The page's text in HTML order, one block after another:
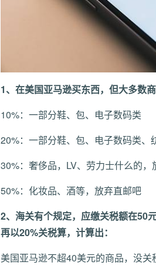
1、在美国亚马逊买东西，但大多数
10%：一部分鞋、包、电子数码类
20%：一部分鞋、包、电子数码类、
30%：奢侈品，LV、劳力士什么的，
50%：化妆品、酒等，放弃直邮吧
2、海关有个规定，应缴关税额在50
再以20%关税算，计算出：
美国亚马逊不超40美元的商品，没关